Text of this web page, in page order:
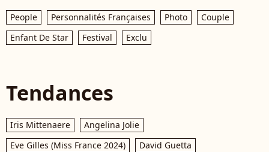
People Personnalités Françaises Photo
Couple
Enfant De Star
Festival Exclu
Tendances
Iris Mittenaere
Angelina Jolie
Eve Gilles (Miss France 2024)
David Guetta